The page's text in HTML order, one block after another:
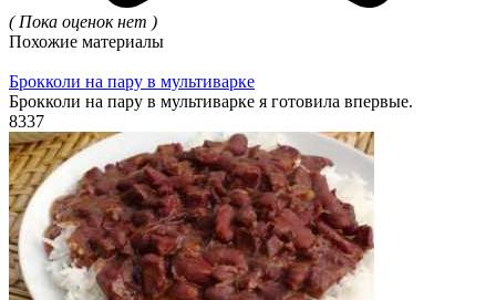
( Пока оценок нет )
Похожие материалы
Брокколи на пару в мультиварке
Брокколи на пару в мультиварке я готовила впервые.
8337